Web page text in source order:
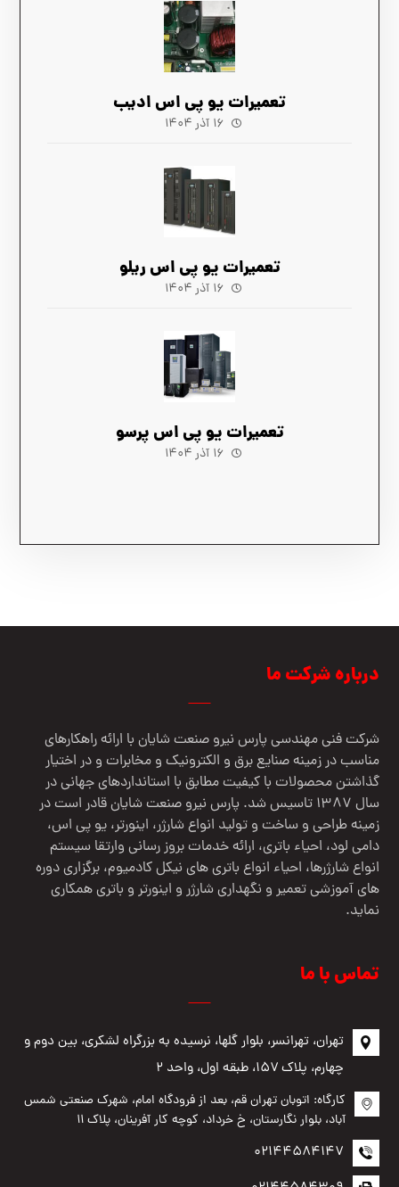
تعمیرات یو پی اس ادیب
۱۶ آذر ۱۴۰۴
تعمیرات یو پی اس ریلو
۱۶ آذر ۱۴۰۴
تعمیرات یو پی اس پرسو
۱۶ آذر ۱۴۰۴
درباره شرکت ما
شرکت فنی مهندسي پارس نيرو صنعت شایان با ارائه راهکارهای
مناسب در زمینه صنایع برق و الکترونیک و مخابرات و در اختیار
گذاشتن محصولات با کیفیت مطابق با استانداردهای جهانی در
سال 1387 تاسیس شد. پارس نیرو صنعت شایان قادر است در
زمینه طراحی و ساخت و تولید انواع شارژر، اینورتر، یو پی اس،
دامی لود، احیاء باتری، ارائه خدمات بروز رسانی وارتقا سیستم
انواع شارژرها، احیاء انواع باتری های نیکل کادمیوم، برگزاری دوره
های آموزشی تعمیر و نگهداری شارژر و اینورتر و باتری همکاری
نماید.
تماس با ما
تهران، تهرانسر، بلوار گلها، نرسیده به بزرگراه لشکری، بین دوم و
چهارم، پلاک ۱۵۷، طبقه اول، واحد ۲
کارگاه: اتوبان تهران قم، بعد از فرودگاه امام، شهرک صنعتی شمس
آباد، بلوار نگارستان، خ خرداد، کوچه کار آفرینان، پلاک ۱۱
02144584147